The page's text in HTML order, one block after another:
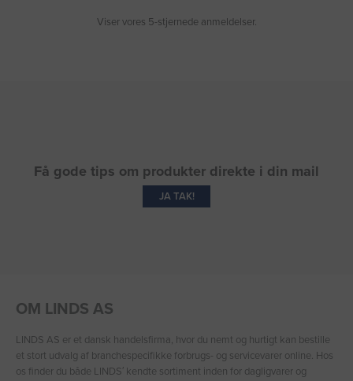
Viser vores 5-stjernede anmeldelser.
Få gode tips om produkter direkte i din mail
JA TAK!
OM LINDS AS
LINDS AS er et dansk handelsfirma, hvor du nemt og hurtigt kan bestille
et stort udvalg af branchespecifikke forbrugs- og servicevarer online. Hos
os finder du både LINDS′ kendte sortiment inden for dagligvarer og